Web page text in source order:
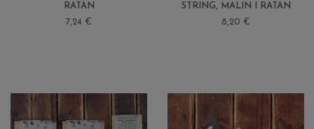
RATAN
7,24 €
STRING, MALIN I RATAN
8,20 €